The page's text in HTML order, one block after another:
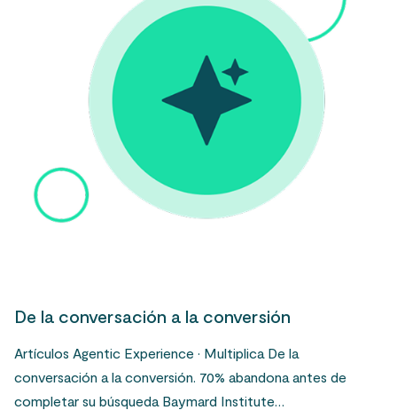
De la conversación a la conversión
Artículos Agentic Experience · Multiplica De la
conversación a la conversión. 70% abandona antes de
completar su búsqueda Baymard Institute…